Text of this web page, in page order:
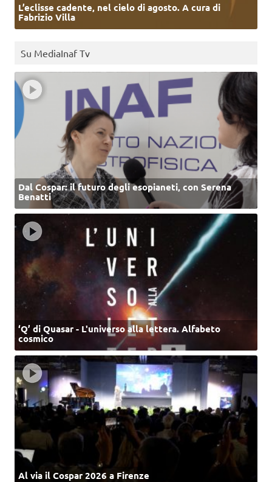
L’eclisse cadente, nel cielo di agosto. A cura di
Fabrizio Villa
Su MediaInaf Tv
Dal Cospar: il futuro degli esopianeti, con Serena
Benatti
‘Q’ di Quasar - L'universo alla lettera. Alfabeto
cosmico
Al via il Cospar 2026 a Firenze